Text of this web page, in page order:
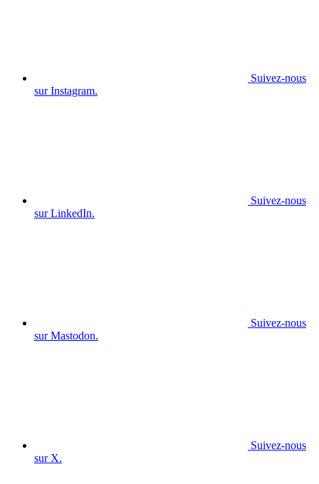
Suivez-nous
sur Instagram.
Suivez-nous
sur LinkedIn.
Suivez-nous
sur Mastodon.
Suivez-nous
sur X.